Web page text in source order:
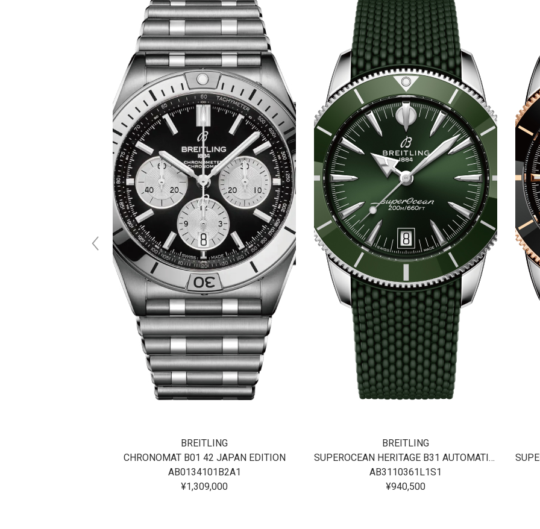
BREITLING
CHRONOMAT B01 42 JAPAN EDITION
AB0134101B2A1
¥1,309,000
BREITLING
SUPEROCEAN HERITAGE B31 AUTOMATIC 40
AB3110361L1S1
¥940,500